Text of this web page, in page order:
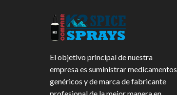
El objetivo principal de nuestra
empresa es suministrar medicamentos
genéricos y de marca de fabricante